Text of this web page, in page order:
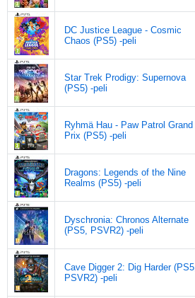
DC Justice League - Cosmic
Chaos (PS5) -peli
Star Trek Prodigy: Supernova
(PS5) -peli
Ryhmä Hau - Paw Patrol Grand
Prix (PS5) -peli
Dragons: Legends of the Nine
Realms (PS5) -peli
Dyschronia: Chronos Alternate
(PS5, PSVR2) -peli
Cave Digger 2: Dig Harder (PS5,
PSVR2) -peli